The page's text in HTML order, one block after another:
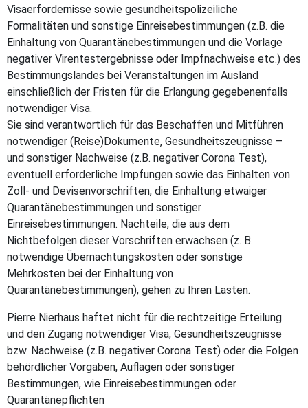
Visaerfordernisse sowie gesundheitspolizeiliche
Formalitäten und sonstige Einreisebestimmungen (z.B. die
Einhaltung von Quarantänebestimmungen und die Vorlage
negativer Virentestergebnisse oder Impfnachweise etc.) des
Bestimmungslandes bei Veranstaltungen im Ausland
einschließlich der Fristen für die Erlangung gegebenenfalls
notwendiger Visa.
Sie sind verantwortlich für das Beschaffen und Mitführen
notwendiger (Reise)Dokumente, Gesundheitszeugnisse –
und sonstiger Nachweise (z.B. negativer Corona Test),
eventuell erforderliche Impfungen sowie das Einhalten von
Zoll- und Devisenvorschriften, die Einhaltung etwaiger
Quarantänebestimmungen und sonstiger
Einreisebestimmungen. Nachteile, die aus dem
Nichtbefolgen dieser Vorschriften erwachsen (z. B.
notwendige Übernachtungskosten oder sonstige
Mehrkosten bei der Einhaltung von
Quarantänebestimmungen), gehen zu Ihren Lasten.
Pierre Nierhaus haftet nicht für die rechtzeitige Erteilung
und den Zugang notwendiger Visa, Gesundheitszeugnisse
bzw. Nachweise (z.B. negativer Corona Test) oder die Folgen
behördlicher Vorgaben, Auflagen oder sonstiger
Bestimmungen, wie Einreisebestimmungen oder
Quarantänepflichten